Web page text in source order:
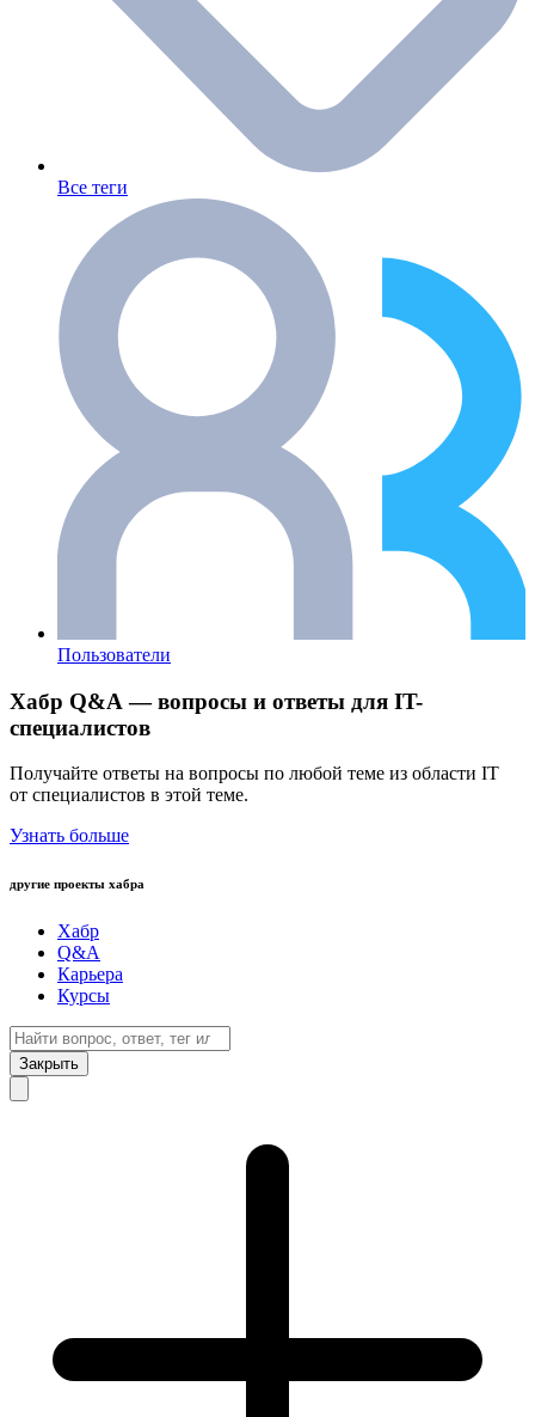
Все теги
Пользователи
Хабр Q&A — вопросы и ответы для IT-
специалистов
Получайте ответы на вопросы по любой теме из области IT
от специалистов в этой теме.
Узнать больше
другие проекты хабра
Хабр
Q&A
Карьера
Курсы
Закрыть